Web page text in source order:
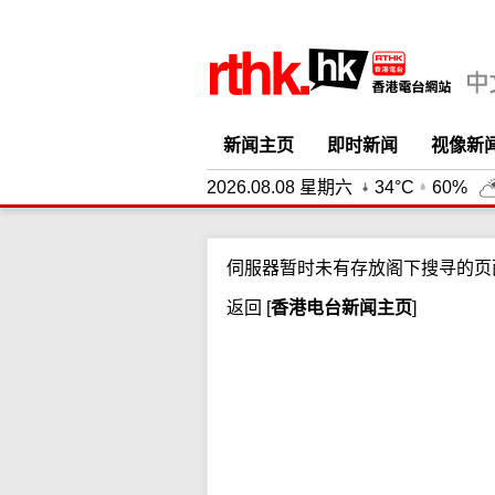
新闻主页 即时新闻 视像新
2026.08.08 星期六 34°C 60%
伺服器暂时未有存放阁下搜寻的页
返回 [香港电台新闻主页]